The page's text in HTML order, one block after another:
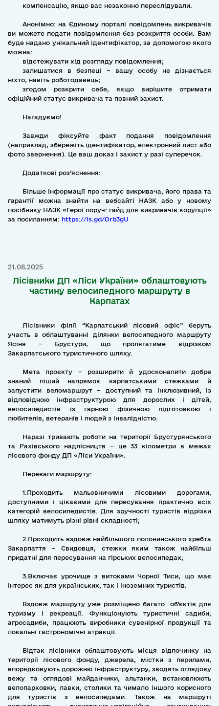
компенсацію, якщо вас незаконно переслідували.
Анонімно: на Єдиному порталі повідомлень викривачів
ви можете подати повідомлення без розкриття особи. Вам
буде надано унікальний ідентифікатор, за допомогою якого
можна:
відстежувати хід розгляду повідомлення;
залишатися в безпеці – вашу особу не дізнається
ніхто, навіть роботодавець;
згодом розкрити себе, якщо вирішите отримати
офіційний статус викривача та повний захист.
Нагадуємо!
Завжди фіксуйте факт подання повідомлення
(наприклад, збережіть ідентифікатор, електронний лист або
фото звернення). Це ваш доказ і захист у разі суперечок.
Додаткові роз’яснення:
Більше інформації про статус викривача, його права та
гарантії можна знайти на вебсайті НАЗК або у новому
посібнику НАЗК «Герої поруч: гайд для викривачів корупції»
за посиланням: https://is.gd/Orb3gU
21.08.2025
Лісівники ДП «Ліси України» облаштовують
частину велосипедного маршруту в
Карпатах
Лісівники філії “Карпатський лісовий офіс” беруть
участь в облаштуванні ділянки велосипедного маршруту
Ясіня – Брустури, що пролягатиме відрізком
Закарпатського туристичного шляху.
Мета проєкту – розширити й удосконалити добре
знаний піший напрямок карпатськими стежками й
запустити веломаршрут – доступний та інклюзивний, із
відповідною інфраструктурою для дорослих і дітей,
велосипедистів із гарною фізичною підготовкою і
любителів, ветеранів і людей з інвалідністю.
Наразі тривають роботи на території Брустурянського
та Рахівського надлісництв – це 33 кілометри в межах
лісового фонду ДП «Ліси України».
Переваги маршруту:
1.Проходить мальовничими лісовими дорогами,
доступними і цікавими для пересування практично всіх
категорій велосипедистів. Для зручності туристів відрізки
шляху матимуть різні рівні складності;
2.Проходить вздовж найбільшого полонинського хребта
Закарпаття – Свидовця, стежки яким також найбільш
придатні для пересування на гірських велосипедах;
3.Включає урочище з витоками Чорної Тиси, що має
інтерес як для українських, так і іноземних туристів.
Вздовж маршруту уже розміщено багато об’єктів для
туризму і рекреації. Функціонують туристичні садиби,
агросадиби, працюють виробники сувенірної продукції та
локальні гастрономічні атракції.
Відтак лісівники облаштовують місця відпочинку на
території лісового фонду, джерела, містки з перилами,
впорядковують дорожню інфраструктуру, зводять оглядову
вежу та оглядові майданчики, альтанки, встановлюють
велопарковки, лавки, столики та чимало іншого корисного
для туристів з велосипедами. Також на маршруті